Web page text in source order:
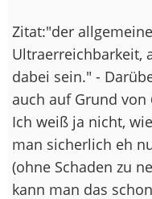
Zitat:"der
Ultraerreichbarkeit,
dabei sein." -
auch auf Grund von
Ich weiß ja nicht,
man sicherlich eh
(ohne Schaden zu
kann man das